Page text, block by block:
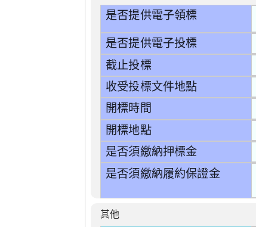
是否提供電子領標
是否提供電子投標
截止投標
收受投標文件地點
開標時間
開標地點
是否須繳納押標金
是否須繳納履約保證金
其他